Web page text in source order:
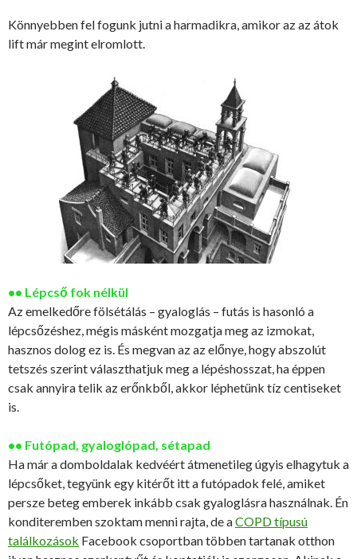
Könnyebben fel fogunk jutni a harmadikra, amikor az az átok
lift már megint elromlott.
•• Lépcső fok nélkül
Az emelkedőre fölsétálás – gyaloglás – futás is hasonló a
lépcsőzéshez, mégis másként mozgatja meg az izmokat,
hasznos dolog ez is. És megvan az az előnye, hogy abszolút
tetszés szerint választhatjuk meg a lépéshosszat, ha éppen
csak annyira telik az erőnkből, akkor léphetünk tíz centiseket
is.
•• Futópad, gyaloglópad, sétapad
Ha már a domboldalak kedvéért átmenetileg úgyis elhagytuk a
lépcsőket, tegyünk egy kitérőt itt a futópadok felé, amiket
persze beteg emberek inkább csak gyaloglásra használnak. Én
konditeremben szoktam menni rajta, de aCOPD típusú
találkozások Facebook csoportban többen tartanak otthon